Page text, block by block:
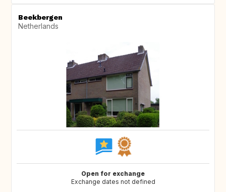
Beekbergen
Netherlands
Open for exchange
Exchange dates not defined